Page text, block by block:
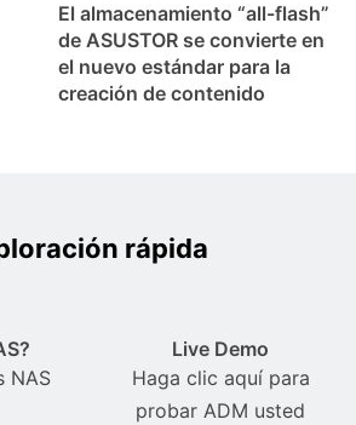
El almacenamiento “all-flash”
de ASUSTOR se convierte en
el nuevo estándar para la
creación de contenido
rápida
NAS
Live Demo
Haga clic aquí para
probar ADM usted